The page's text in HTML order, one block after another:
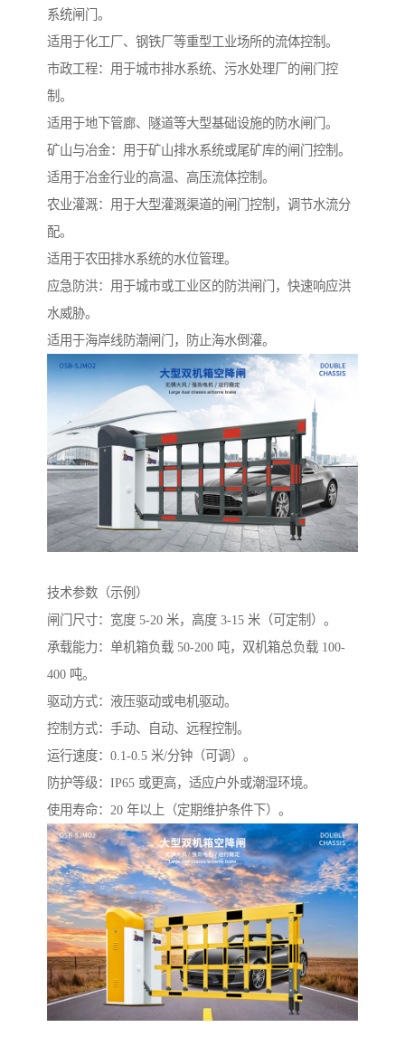
系统闸门。
适用于化工厂、钢铁厂等重型工业场所的流体控制。
市政工程：用于城市排水系统、污水处理厂的闸门控
制。
适用于地下管廊、隧道等大型基础设施的防水闸门。
矿山与冶金：用于矿山排水系统或尾矿库的闸门控制。
适用于冶金行业的高温、高压流体控制。
农业灌溉：用于大型灌溉渠道的闸门控制，调节水流分
配。
适用于农田排水系统的水位管理。
应急防洪：用于城市或工业区的防洪闸门，快速响应洪
水威胁。
适用于海岸线防潮闸门，防止海水倒灌。
技术参数（示例）
闸门尺寸：宽度 5-20 米，高度 3-15 米（可定制）。
承载能力：单机箱负载 50-200 吨，双机箱总负载 100-
400 吨。
驱动方式：液压驱动或电机驱动。
控制方式：手动、自动、远程控制。
运行速度：0.1-0.5 米/分钟（可调）。
防护等级：IP65 或更高，适应户外或潮湿环境。
使用寿命：20 年以上（定期维护条件下）。